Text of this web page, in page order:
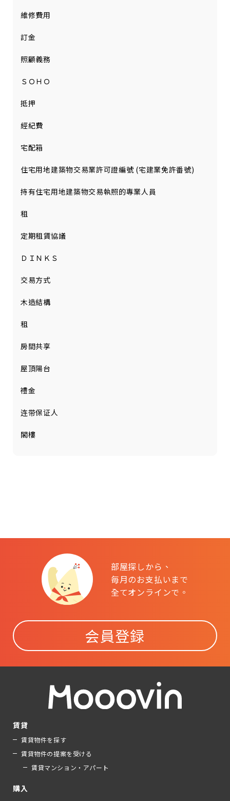
維修費用
訂金
照顧義務
ＳＯＨＯ
抵押
經紀費
宅配箱
住宅用地建築物交易業許可證編號 (宅建業免許番號)
持有住宅用地建築物交易執照的專業人員
租
定期租賃協議
ＤＩＮＫＳ
交易方式
木造結構
租
房間共享
屋頂陽台
禮金
连带保证人
閣樓
部屋探しから、
毎月のお支払いまで
全てオンラインで。
会員登録
賃貸
賃貸物件を探す
賃貸物件の提案を受ける
賃貸マンション・アパート
購入